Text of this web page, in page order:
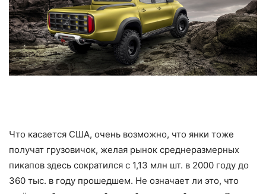
Что касается США, очень возможно, что янки тоже
получат грузовичок, желая рынок среднеразмерных
пикапов здесь сократился с 1,13 млн шт. в 2000 году до
360 тыс. в году прошедшем. Не означает ли это, что